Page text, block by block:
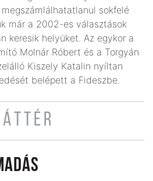
sokfelé
már a 2002-es választások
keresik helyüket. Az egykor a
Molnár Róbert és a Torgyán
Kiszely Katalin nyíltan
belépett a Fideszbe.